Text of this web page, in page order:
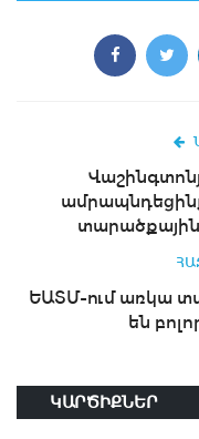
տարածքային
ԵԱՏՄ-ում առկա
են
ԿԱՐԾԻՔՆԵՐ